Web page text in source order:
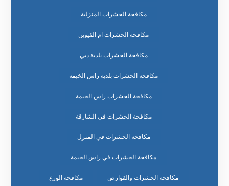
مكافحة الحشرات المنزلية
مكافحة الحشرات ام القيوين
مكافحة الحشرات بلدية دبي
مكافحة الحشرات بلدية راس الخيمة
مكافحة الحشرات راس الخيمة
مكافحة الحشرات في الشارقة
مكافحة الحشرات في المنزل
مكافحة الحشرات في راس الخيمة
مكافحة الحشرات والقوارض مكافحة الوزغ